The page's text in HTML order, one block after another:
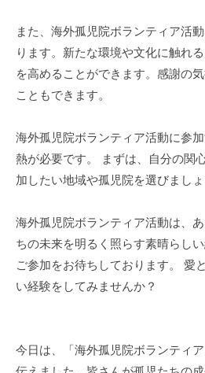
また、海外孤児院ボランティア活
ります。新たな環境や文化に触れ
を高めることができます。感謝の
こともできます。
海外孤児院ボランティア活動に参
熱が必要です。 まずは、自分の関
加したい地域や孤児院を選びましょ
海外孤児院ボランティア活動は、
ちの未来を明るく照らす素晴らし
ご参加をお待ちしております。 愛
い経験をしてみませんか？
今日は、「海外孤児院ボランティ